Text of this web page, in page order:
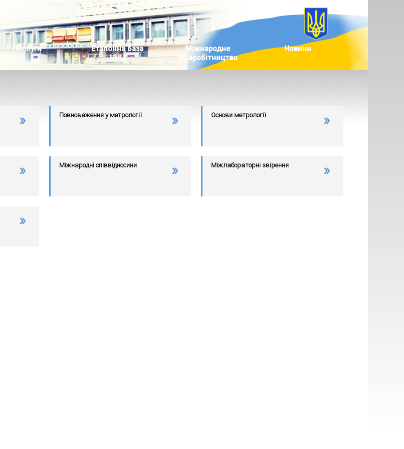
Послуги
Еталонна база
ННЦ
Міжнародне
співробітництво
Новини
Повноваження у метрології Основи метрології
Міжнародні співвідносини Міжлабораторні звірення